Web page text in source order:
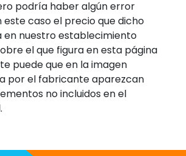
podría haber algún error
este caso el precio que dicho
nuestro establecimiento
el que figura en esta página
puede que en la imagen
por el fabricante aparezcan
no incluidos en el